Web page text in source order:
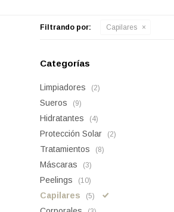
Filtrando por: Capilares
Categorías
Limpiadores (2)
Sueros (9)
Hidratantes (4)
Protección Solar (2)
Tratamientos (8)
Máscaras (3)
Peelings (10)
Capilares (5)